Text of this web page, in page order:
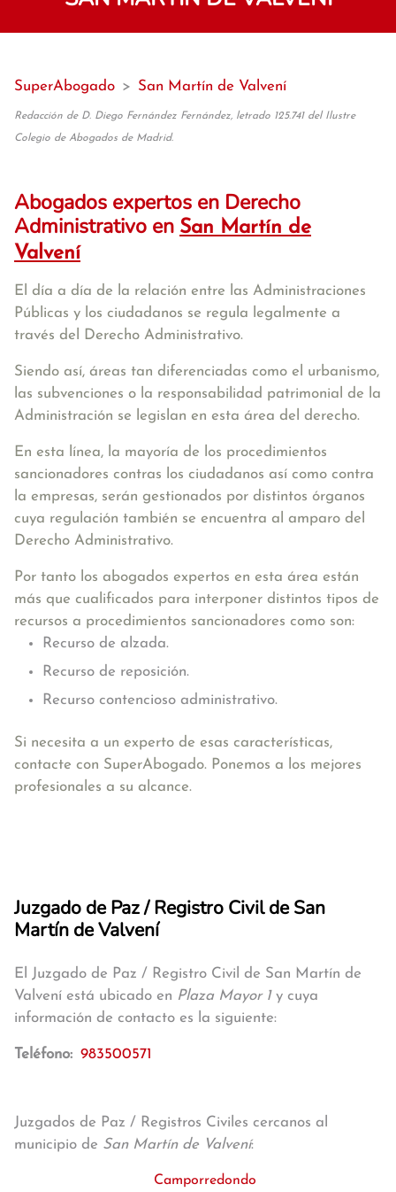
SuperAbogado > San Martín de Valvení
Redacción de D. Diego Fernández Fernández, letrado 125.741 del Ilustre
Colegio de Abogados de Madrid.
Abogados expertos en Derecho
Administrativo en San Martín de
Valvení
El día a día de la relación entre las Administraciones
Públicas y los ciudadanos se regula legalmente a
través del Derecho Administrativo.
Siendo así, áreas tan diferenciadas como el urbanismo,
las subvenciones o la responsabilidad patrimonial de la
Administración se legislan en esta área del derecho.
En esta línea, la mayoría de los procedimientos
sancionadores contras los ciudadanos así como contra
la empresas, serán gestionados por distintos órganos
cuya regulación también se encuentra al amparo del
Derecho Administrativo.
Por tanto los abogados expertos en esta área están
más que cualificados para interponer distintos tipos de
recursos a procedimientos sancionadores como son:
Recurso de alzada.
Recurso de reposición.
Recurso contencioso administrativo.
Si necesita a un experto de esas características,
contacte con SuperAbogado. Ponemos a los mejores
profesionales a su alcance.
Juzgado de Paz / Registro Civil de San
Martín de Valvení
El Juzgado de Paz / Registro Civil de San Martín de
Valvení está ubicado en Plaza Mayor 1y cuya
información de contacto es la siguiente:
Teléfono: 983500571
Juzgados de Paz / Registros Civiles cercanos al
municipio de San Martín de Valvení:
Camporredondo